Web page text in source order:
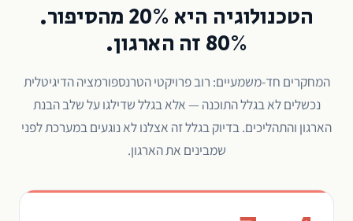
הטכנולוגיה היא 20% מהסיפור.
80% זה הארגון.
המחקרים חד-משמעיים: רוב פרויקטי הטרנספורמציה הדיגיטלית
נכשלים לא בגלל התוכנה — אלא בגלל שדילגו על שלב הבנת
הארגון והתהליכים. בדיוק בגלל זה אצלנו לא נוגעים במערכת לפני
שמבינים את הארגון.